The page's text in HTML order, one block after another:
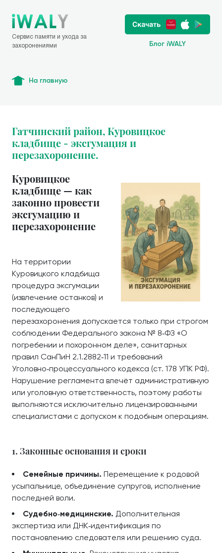
Сервис памяти и ухода за
захоронениями
Блог iWALY
На главную
Гатчинский район, Куровицкое
кладбище - эксгумация и
перезахоронение.
Куровицкое
кладбище — как
законно провести
эксгумацию и
перезахоронение
На территории
Куровицкого кладбища
процедура эксгумации
(извлечение останков) и
последующего
перезахоронения допускается только при строгом
соблюдении Федерального закона № 8‑ФЗ «О
погребении и похоронном деле», санитарных
правил СанПиН 2.1.2882‑11 и требований
Уголовно‑процессуального кодекса (ст. 178 УПК РФ).
Нарушение регламента влечёт административную
или уголовную ответственность, поэтому работы
выполняются исключительно лицензированными
специалистами с допуском к подобным операциям.
1. Законные основания и сроки
Семейные причины. Перемещение к родовой
усыпальнице, объединение супругов, исполнение
последней воли.
Судебно‑медицинские. Дополнительная
экспертиза или ДНК‑идентификация по
постановлению следователя или решению суда.